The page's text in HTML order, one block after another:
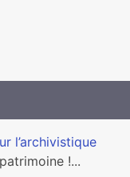
l’archivistique
!...